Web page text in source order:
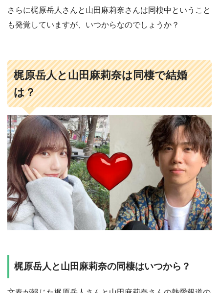
さらに梶原岳人さんと山田麻莉奈さんは同棲中ということ
も発覚していますが、いつからなのでしょうか？
梶原岳人と山田麻莉奈は同棲で結婚
は？
梶原岳人と山田麻莉奈の同棲はいつから？